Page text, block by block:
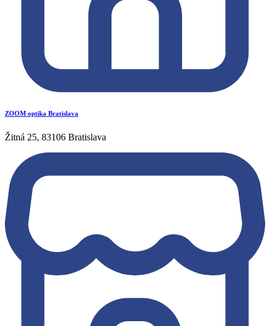
ZOOM optika Bratislava
Žitná 25, 83106 Bratislava